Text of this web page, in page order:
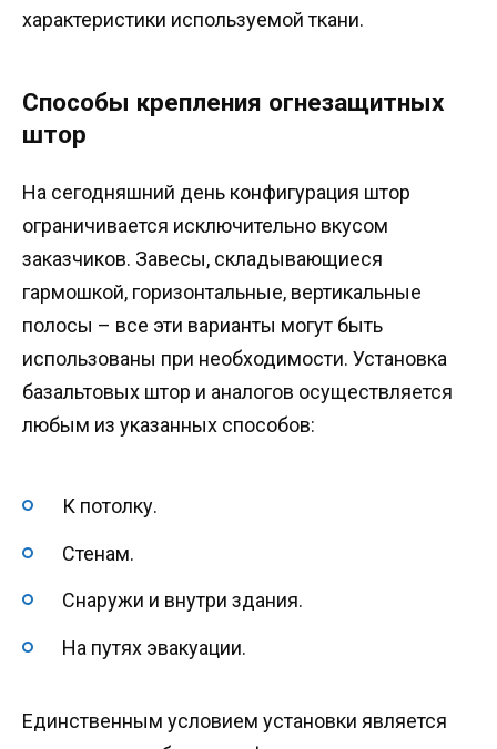
характеристики используемой ткани.
Способы крепления огнезащитных
штор
На сегодняшний день конфигурация штор
ограничивается исключительно вкусом
заказчиков. Завесы, складывающиеся
гармошкой, горизонтальные, вертикальные
полосы – все эти варианты могут быть
использованы при необходимости. Установка
базальтовых штор и аналогов осуществляется
любым из указанных способов:
К потолку.
Стенам.
Снаружи и внутри здания.
На путях эвакуации.
Единственным условием установки является